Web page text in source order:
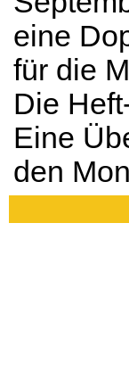
eine
für die
Die
Eine
den